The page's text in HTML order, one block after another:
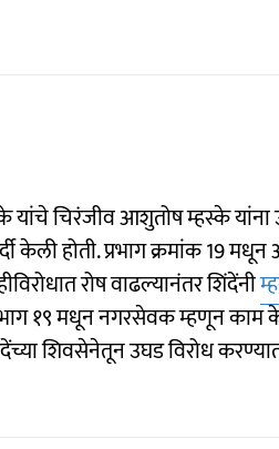
चिरंजीव आशुतोष म्हस्के
केली होती. प्रभाग क्रमांक 19
रोष वाढल्यानंतर शिंदेंनी
१९ मधून नगरसेवक म्हणून काम
शिवसेनेतून उघड विरोध